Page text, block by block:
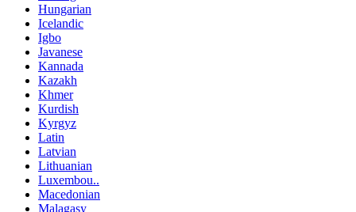
Hungarian
Icelandic
Igbo
Javanese
Kannada
Kazakh
Khmer
Kurdish
Kyrgyz
Latin
Latvian
Lithuanian
Luxembou..
Macedonian
Malagasy